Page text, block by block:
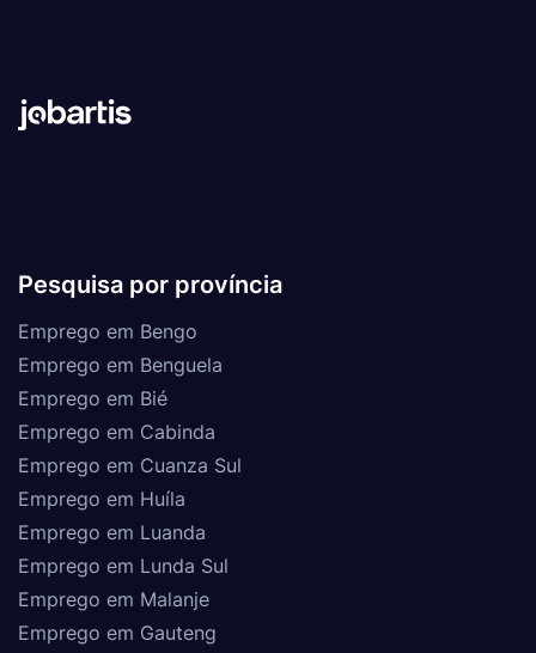
Pesquisa por província
Emprego em Bengo
Emprego em Benguela
Emprego em Bié
Emprego em Cabinda
Emprego em Cuanza Sul
Emprego em Huíla
Emprego em Luanda
Emprego em Lunda Sul
Emprego em Malanje
Emprego em Gauteng